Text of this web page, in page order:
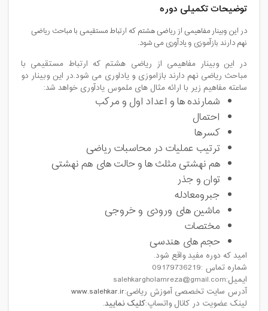
توضیحات تکمیلی دوره
در این وبینار مفاهیمی از ریاضی هشتم که ارتباط مستقیمی با مباحث ریاضی
نهم دارند بازآموزی و یادآوری می شود.
در این وبینار مفاهیمی از ریاضی هشتم که ارتباط مستقیمی با
مباحث ریاضی نهم دارند بازاموزی و یاداوری می شود.در این وبینار دو
ساعته مفاهیم زیر با ارائه مثال های ملموس یادآوری خواهد شد:
شمارنده ها و اعداد اول و مرکب
احتمال
کسرها
ترتیب عملیات در محاسبات ریاضی
هم نهشتی مثلث ها و حالت های هم نهشتی
توان و جذر
جبرومعادله
ماشین های ورودی و خروجی
مختصات
حجم های هندسی
امید که دوره مفید واقع شود.
شماره تماس :09179736219
ایمیل:salehkargholamreza@gmail.com
آدرس سایت تخصصی آموزش ریاضی:www.salehkar.ir
لینک عضویت در کانال واتساپ:کلیک نمایید.